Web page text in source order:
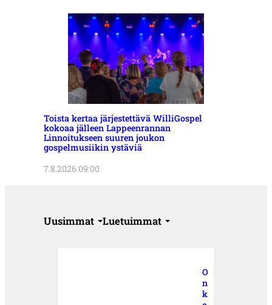
Toista kertaa järjestettävä WilliGospel
kokoaa jälleen Lappeenrannan
Linnoitukseen suuren joukon
gospelmusiikin ystäviä
7.8.2026 09:00
Uusimmat Luetuimmat
O
n
k